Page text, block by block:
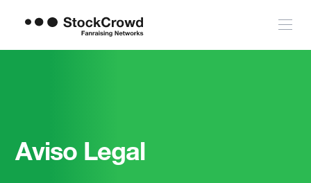
Aviso Legal